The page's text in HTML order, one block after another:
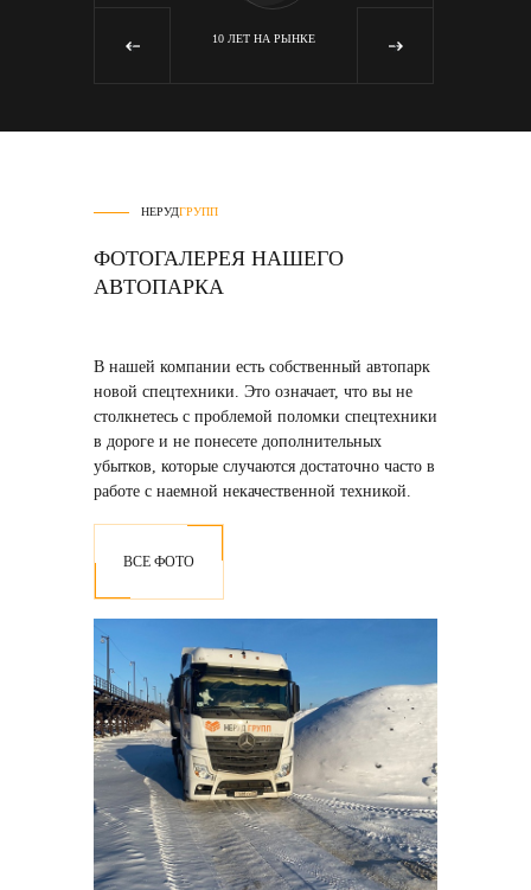
10 ЛЕТ НА РЫНКЕ
‹ ›
НЕРУДГРУПП
ФОТОГАЛЕРЕЯ НАШЕГО
АВТОПАРКА
В нашей компании есть собственный автопарк
новой спецтехники. Это означает, что вы не
столкнетесь с проблемой поломки спецтехники
в дороге и не понесете дополнительных
убытков, которые случаются достаточно часто в
работе с наемной некачественной техникой.
ВСЕ ФОТО